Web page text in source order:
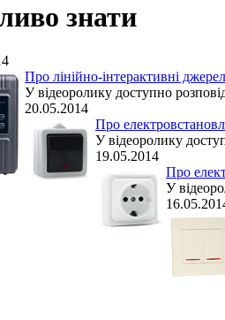
знати
Про лінійно-інтерактивні
У відеоролику доступно
20.05.2014
Про
У відеоролику
19.05.2014
Про
У